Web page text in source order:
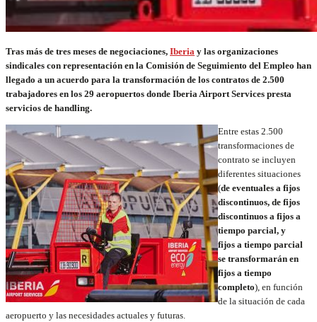
Tras más de tres meses de negociaciones, Iberia y las organizaciones
sindicales con representación en la Comisión de Seguimiento del Empleo han
llegado a un acuerdo para la transformación de los contratos de 2.500
trabajadores en los 29 aeropuertos donde Iberia Airport Services presta
servicios de handling.
Entre estas 2.500
transformaciones de
contrato se incluyen
diferentes situaciones
(de eventuales a fijos
discontinuos, de fijos
discontinuos a fijos a
tiempo parcial, y
fijos a tiempo parcial
se transformarán en
fijos a tiempo
completo), en función
de la situación de cada
aeropuerto y las necesidades actuales y futuras.